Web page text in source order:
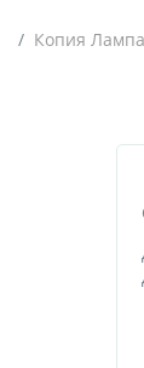
Копия